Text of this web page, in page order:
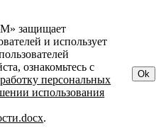
защищает
и использует
ознакомьтесь с
персональных
использования
.
Ok